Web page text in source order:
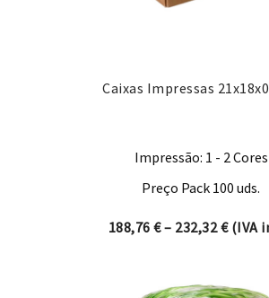
Caixas Impressas
Impressão: 1 - 2 Cores
Preço Pack 100 uds.
188,76€– 232,32€Price
(IVA